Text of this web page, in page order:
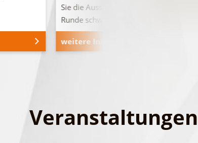
Sie die Aussicht genießen oder auch eine
Runde schwimmen gehen.
weitere Informationen
Veranstaltungen